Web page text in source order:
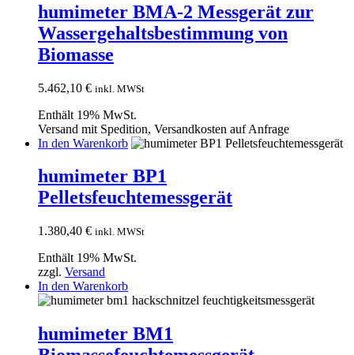
humimeter BMA-2 Messgerät zur
Wassergehaltsbestimmung von
Biomasse
5.462,10 € inkl. MWSt
Enthält 19% MwSt.
Versand mit Spedition, Versandkosten auf Anfrage
In den Warenkorb
humimeter BP1
Pelletsfeuchtemessgerät
1.380,40 € inkl. MWSt
Enthält 19% MwSt.
zzgl. Versand
In den Warenkorb
humimeter BM1